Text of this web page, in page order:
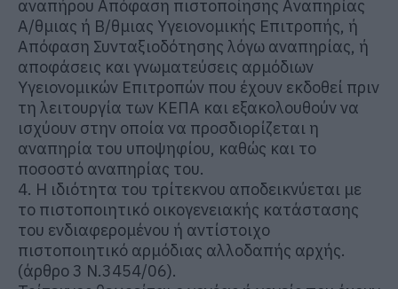
αναπήρου Απόφαση πιστοποίησης Αναπηρίας
Α/θμιας ή Β/θμιας Υγειονομικής Επιτροπής, ή
Απόφαση Συνταξιοδότησης λόγω αναπηρίας, ή
αποφάσεις και γνωματεύσεις αρμόδιων
Υγειονομικών Επιτροπών που έχουν εκδοθεί πριν
τη λειτουργία των ΚΕΠΑ και εξακολουθούν να
ισχύουν στην οποία να προσδιορίζεται η
αναπηρία του υποψηφίου, καθώς και το
ποσοστό αναπηρίας του.
4. Η ιδιότητα του τρίτεκνου αποδεικνύεται με
το πιστοποιητικό οικογενειακής κατάστασης
του ενδιαφερομένου ή αντίστοιχο
πιστοποιητικό αρμόδιας αλλοδαπής αρχής.
(άρθρο 3 Ν.3454/06).